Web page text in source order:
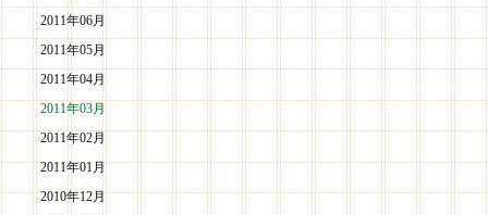
2011年06月
2011年05月
2011年04月
2011年03月
2011年02月
2011年01月
2010年12月